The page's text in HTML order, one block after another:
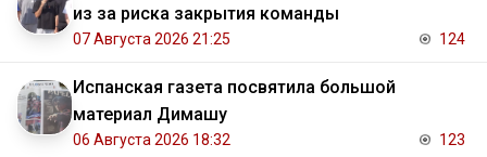
из за риска закрытия команды
07 Августа 2026 21:25 124
Испанская газета посвятила большой
материал Димашу
06 Августа 2026 18:32 123